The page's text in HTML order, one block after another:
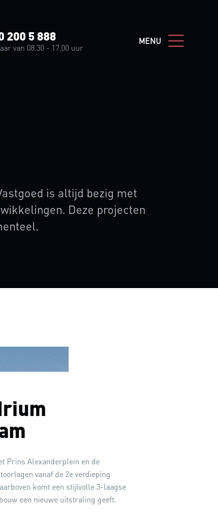
200 5 888
van 08.30 - 17.00 uur
MENU
is altijd bezig met
Deze projecten
Prins Alexanderplein en de
vanaf de 2e verdieping
komt een stijlvolle 3-laagse
een nieuwe uitstraling geeft.
200 5 888
van 08.30 - 17.00 uur
SLUITEN